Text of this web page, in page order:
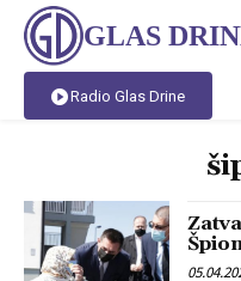
GLAS
Radio Glas Drine